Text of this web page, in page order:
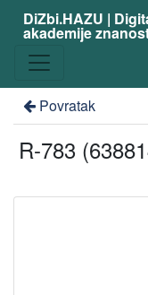
DiZbi.HAZU |
akademije
Povratak
R-783